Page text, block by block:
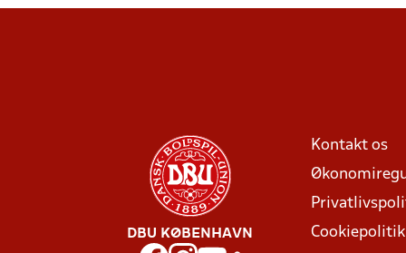
DBU KØBENHAVN
Kontakt os
Cookiepolitik